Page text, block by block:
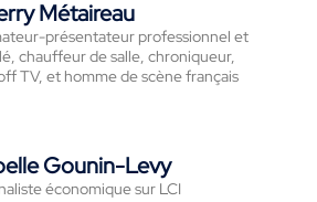
Métaireau
présentateur professionnel et
chauffeur de salle, chroniqueur,
TV, et homme de scène français
Gounin-Levy
économique sur LCI